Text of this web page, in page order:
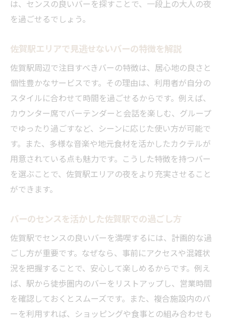
は、センスの良いバーを探すことで、一段上の大人の夜
を過ごせるでしょう。
佐賀駅エリアで見逃せないバーの特徴を解説
佐賀駅周辺で注目すべきバーの特徴は、居心地の良さと
個性豊かなサービスです。その理由は、利用者が自分の
スタイルに合わせて時間を過ごせるからです。例えば、
カウンター席でバーテンダーと会話を楽しむ、グループ
でゆったり過ごすなど、シーンに応じた使い方が可能で
す。また、多様な音楽や地元食材を活かしたカクテルが
用意されている点も魅力です。こうした特徴を持つバー
を選ぶことで、佐賀駅エリアの夜をより充実させること
ができます。
バーのセンスを活かした佐賀駅での過ごし方
佐賀駅でセンスの良いバーを満喫するには、計画的な過
ごし方が重要です。なぜなら、事前にアクセスや混雑状
況を把握することで、安心して楽しめるからです。例え
ば、駅から徒歩圏内のバーをリストアップし、営業時間
を確認しておくとスムーズです。また、複合施設内のバ
ーを利用すれば、ショッピングや食事との組み合わせも